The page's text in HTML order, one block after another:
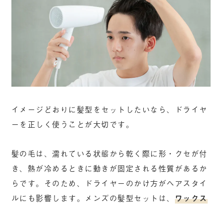
イメージどおりに髪型をセットしたいなら、ドライヤ
ーを正しく使うことが大切です。
髪の毛は、濡れている状態から乾く際に形・クセが付
き、熱が冷めるときに動きが固定される性質があるか
らです。そのため、ドライヤーのかけ方がヘアスタイ
ルにも影響します。メンズの髪型セットは、 ワックス